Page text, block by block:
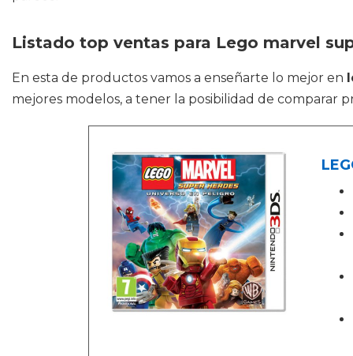
Listado top ventas para Lego marvel
En esta de productos vamos a enseñarte lo mejor en
mejores modelos, a tener la posibilidad de comparar